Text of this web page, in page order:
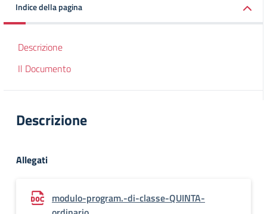
Indice della pagina
Descrizione
Il Documento
Descrizione
Allegati
modulo-program.-di-classe-QUINTA-